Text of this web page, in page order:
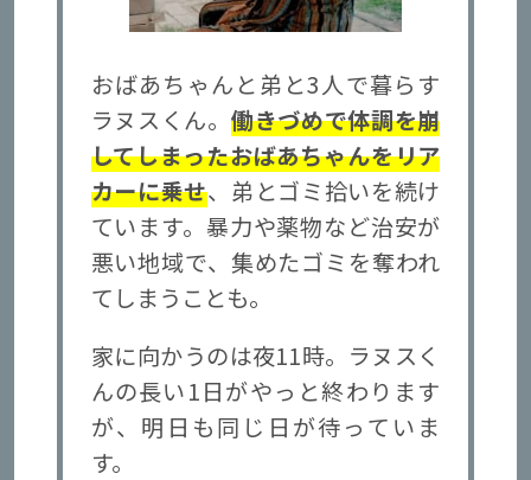
おばあちゃんと弟と3人で暮らす
ラヌスくん。 働きづめで体調を崩
してしまったおばあちゃんをリア
カーに乗せ、弟とゴミ拾いを続け
ています。暴力や薬物など治安が
悪い地域で、集めたゴミを奪われ
てしまうことも。
家に向かうのは夜11時。ラヌスく
んの長い1日がやっと終わります
が、明日も同じ日が待っていま
す。